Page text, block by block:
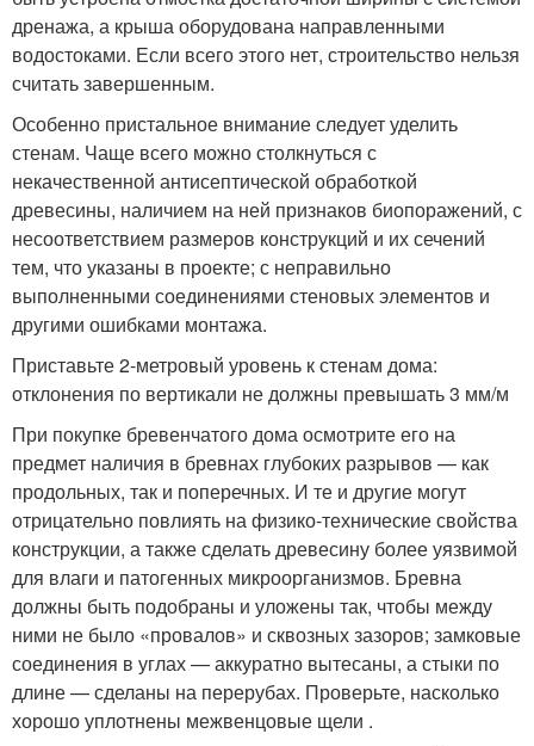
дренажа, а крыша оборудована направленными
водостоками. Если всего этого нет, строительство нельзя
считать завершенным.
Особенно пристальное внимание следует уделить
стенам. Чаще всего можно столкнуться с
некачественной антисептической обработкой
древесины, наличием на ней признаков биопоражений, с
несоответствием размеров конструкций и их сечений
тем, что указаны в проекте; с неправильно
выполненными соединениями стеновых элементов и
другими ошибками монтажа.
Приставьте 2-метровый уровень к стенам дома:
отклонения по вертикали не должны превышать 3 мм/м
При покупке бревенчатого дома осмотрите его на
предмет наличия в бревнах глубоких разрывов — как
продольных, так и поперечных. И те и другие могут
отрицательно повлиять на физико-технические свойства
конструкции, а также сделать древесину более уязвимой
для влаги и патогенных микроорганизмов. Бревна
должны быть подобраны и уложены так, чтобы между
ними не было «провалов» и сквозных зазоров; замковые
соединения в углах — аккуратно вытесаны, а стыки по
длине — сделаны на перерубах. Проверьте, насколько
хорошо уплотнены межвенцовые щели .